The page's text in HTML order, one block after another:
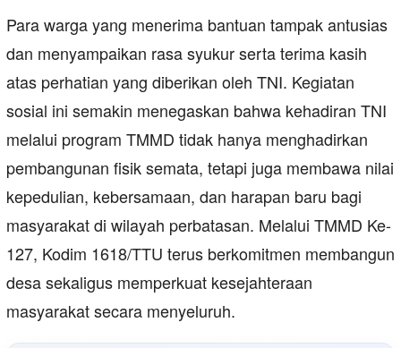
Para warga yang menerima bantuan tampak antusias
dan menyampaikan rasa syukur serta terima kasih
atas perhatian yang diberikan oleh TNI. Kegiatan
sosial ini semakin menegaskan bahwa kehadiran TNI
melalui program TMMD tidak hanya menghadirkan
pembangunan fisik semata, tetapi juga membawa nilai
kepedulian, kebersamaan, dan harapan baru bagi
masyarakat di wilayah perbatasan. Melalui TMMD Ke-
127, Kodim 1618/TTU terus berkomitmen membangun
desa sekaligus memperkuat kesejahteraan
masyarakat secara menyeluruh.